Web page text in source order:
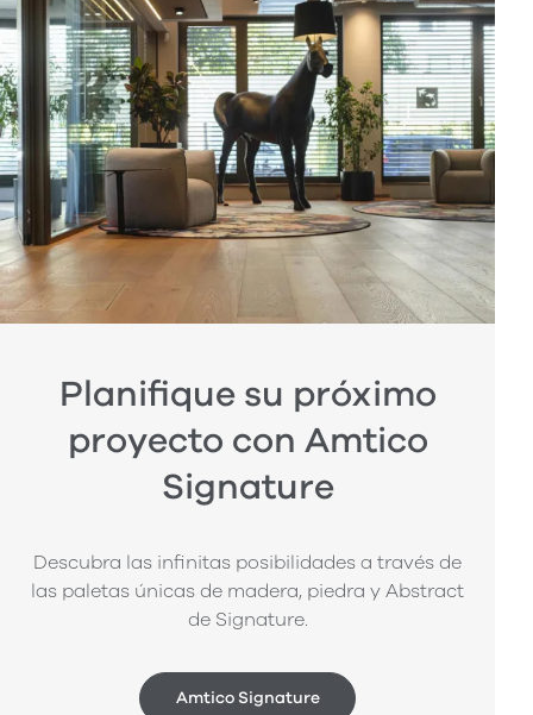
Planifique su próximo
proyecto con Amtico
Signature
Descubra las infinitas posibilidades a través de
las paletas únicas de madera, piedra y Abstract
de Signature.
Amtico Signature